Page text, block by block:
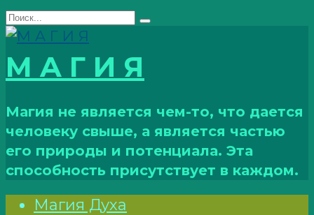
Перейти
к
контенту
Search
for:
М A Г И Я
Магия не является чем-то, что дается
человеку свыше, а является частью
его природы и потенциала. Эта
способность присутствует в каждом.
Магия Духа